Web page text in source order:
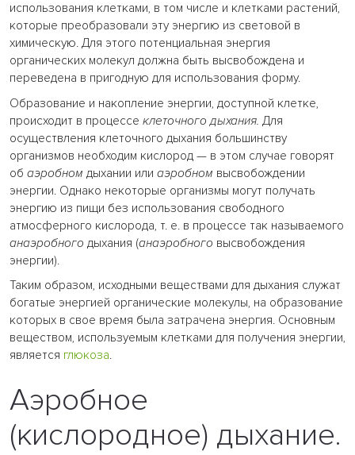
использования клетками, в том числе и клетками растений,
которые преобразовали эту энергию из световой в
химическую. Для этого потенциальная энергия
органических молекул должна быть высвобождена и
переведена в пригодную для использования форму.
Образование и накопление энергии, доступной клетке,
происходит в процессе клеточного дыхания. Для
осуществления клеточного дыхания большинству
организмов необходим кислород — в этом случае говорят
об аэробном дыхании или аэробном высвобождении
энергии. Однако некоторые организмы могут получать
энергию из пищи без использования свободного
атмосферного кислорода, т. е. в процессе так называемого
анаэробного дыхания (анаэробного высвобождения
энергии).
Таким образом, исходными веществами для дыхания служат
богатые энергией органические молекулы, на образование
которых в свое время была затрачена энергия. Основным
веществом, используемым клетками для получения энергии,
является глюкоза.
Аэробное
(кислородное) дыхание.